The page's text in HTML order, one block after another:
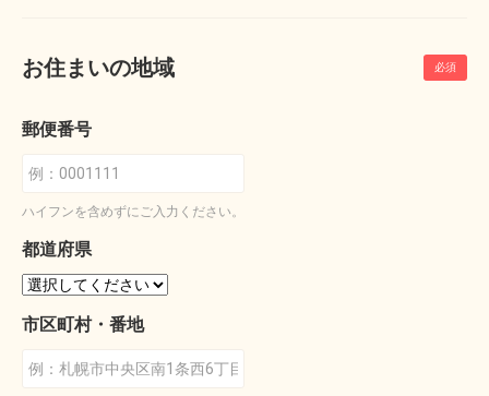
お住まいの地域
郵便番号
ハイフンを含めずにご入力ください。
都道府県
市区町村・番地